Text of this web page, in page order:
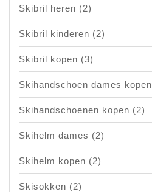
Skibril heren (2)
Skibril kinderen (2)
Skibril kopen (3)
Skihandschoen dames kopen
Skihandschoenen kopen (2)
Skihelm dames (2)
Skihelm kopen (2)
Skisokken (2)